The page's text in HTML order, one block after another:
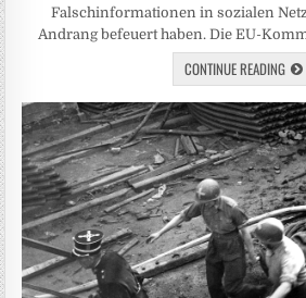
Falschinformationen in sozialen
Andrang befeuert haben. Die EU-
CONTINUE READING